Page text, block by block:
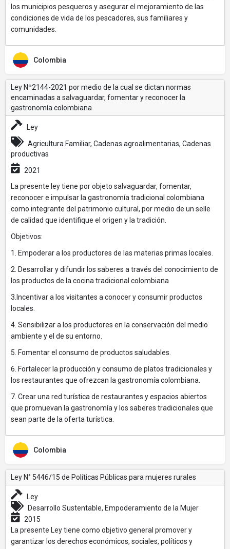
los municipios pesqueros y asegurar el mejoramiento de las
condiciones de vida de los pescadores, sus familiares y
comunidades.
Colombia
Ley Nº2144-2021 por medio de la cual se dictan normas
encaminadas a salvaguardar, fomentar y reconocer la
gastronomía colombiana
Ley
Agricultura Familiar, Cadenas agroalimentarias, Cadenas
productivas
2021
La presente ley tiene por objeto salvaguardar, fomentar,
reconocer e impulsar la gastronomía tradicional colombiana
como integrante del patrimonio cultural, por medio de un selle
de calidad que identifique el origen y la tradición.
Objetivos:
1. Empoderar a los productores de las materias primas locales.
2. Desarrollar y difundir los saberes a través del conocimiento de
los productos de la cocina tradicional colombiana
3.Incentivar a los visitantes a conocer y consumir productos
locales.
4. Sensibilizar a los productores en la conservación del medio
ambiente y el de su entorno.
5. Fomentar el consumo de productos saludables.
6. Fortalecer la producción y consumo de platos tradicionales y
los restaurantes que ofrezcan la gastronomía colombiana.
7. Crear una red turística de restaurantes y espacios abiertos
que promuevan la gastronomía y los saberes tradicionales que
sean parte de la oferta turística.
Colombia
Ley N° 5446/15 de Políticas Públicas para mujeres rurales
Ley
Desarrollo Sustentable, Empoderamiento de la Mujer
2015
La presente Ley tiene como objetivo general promover y
garantizar los derechos económicos, sociales, políticos y